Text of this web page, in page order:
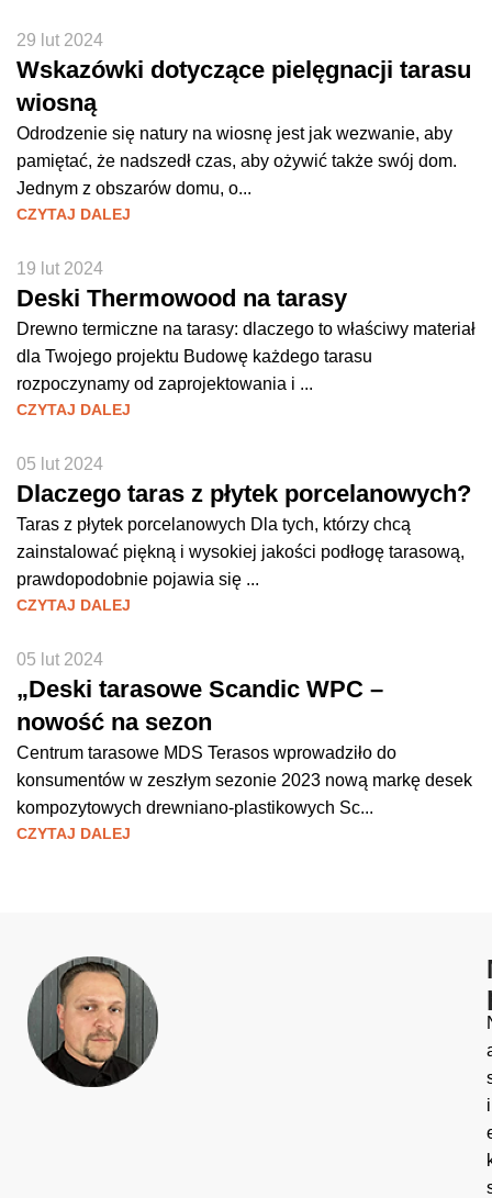
29 lut 2024
Wskazówki dotyczące pielęgnacji tarasu
wiosną
Odrodzenie się natury na wiosnę jest jak wezwanie, aby
pamiętać, że nadszedł czas, aby ożywić także swój dom.
Jednym z obszarów domu, o...
CZYTAJ DALEJ
19 lut 2024
Deski Thermowood na tarasy
Drewno termiczne na tarasy: dlaczego to właściwy materiał
dla Twojego projektu Budowę każdego tarasu
rozpoczynamy od zaprojektowania i ...
CZYTAJ DALEJ
05 lut 2024
Dlaczego taras z płytek porcelanowych?
Taras z płytek porcelanowych Dla tych, którzy chcą
zainstalować piękną i wysokiej jakości podłogę tarasową,
prawdopodobnie pojawia się ...
CZYTAJ DALEJ
05 lut 2024
„Deski tarasowe Scandic WPC –
nowość na sezon
Centrum tarasowe MDS Terasos wprowadziło do
konsumentów w zeszłym sezonie 2023 nową markę desek
kompozytowych drewniano-plastikowych Sc...
CZYTAJ DALEJ
i